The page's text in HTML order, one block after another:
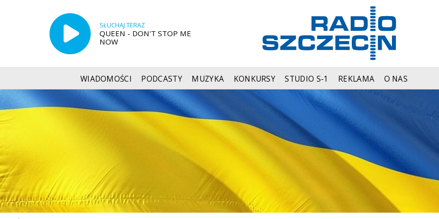
SŁUCHAJ TERAZ
QUEEN - DON'T STOP ME
NOW
WIADOMOŚCI PODCASTY MUZYKA KONKURSY STUDIO S-1 REKLAMA O NAS